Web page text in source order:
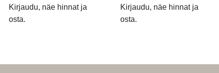
Kirjaudu, näe hinnat ja
osta.
Kirjaudu, näe hinnat ja
osta.